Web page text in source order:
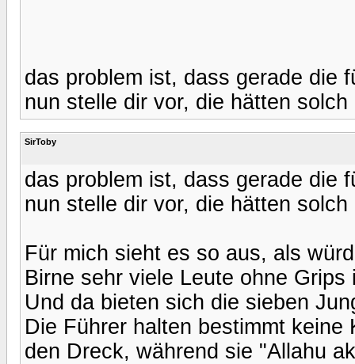
das problem ist, dass gerade die
nun stelle dir vor, die hätten
SirToby
das problem ist, dass gerade die
nun stelle dir vor, die hätten
Für mich sieht es so aus, als
Birne sehr viele Leute ohne
Und da bieten sich die sieben
Die Führer halten bestimmt
den Dreck, während sie "Allahu